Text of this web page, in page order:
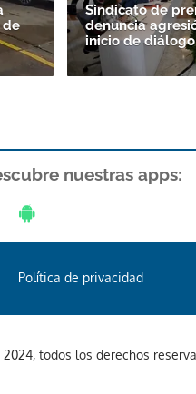
de
Sindicato de
denuncia
inicio de
nuestras apps:
Política de privacidad
todos los derechos